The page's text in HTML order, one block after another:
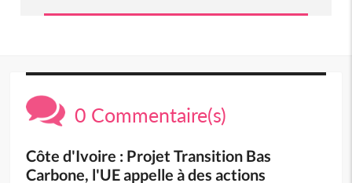
0 Commentaire(s)
Côte d'Ivoire : Projet Transition Bas
Carbone, l'UE appelle à des actions